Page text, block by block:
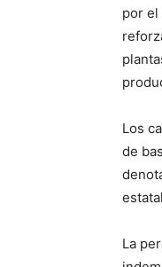
por
Los
de
La